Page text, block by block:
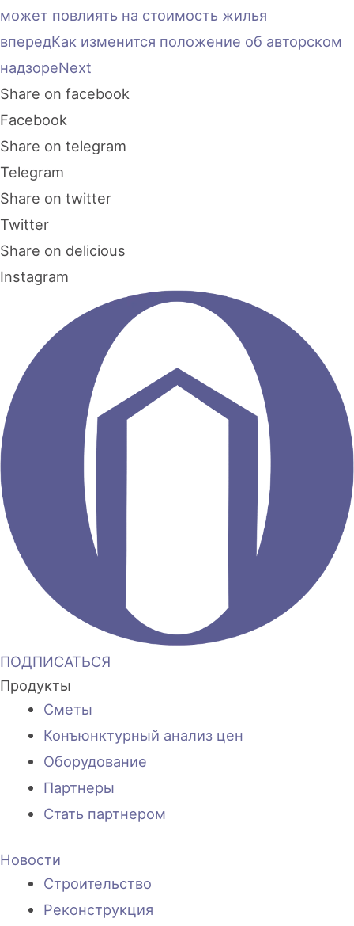
может повлиять на стоимость жилья
впередКак изменится положение об авторском
надзореNext
Share on facebook
Facebook
Share on telegram
Telegram
Share on twitter
Twitter
Share on delicious
Instagram
ПОДПИСАТЬСЯ
Продукты
Сметы
Конъюнктурный анализ цен
Оборудование
Партнеры
Стать партнером
Новости
Строительство
Реконструкция